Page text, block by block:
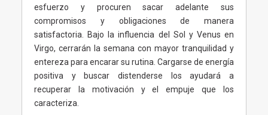
esfuerzo y procuren sacar adelante sus
compromisos y obligaciones de manera
satisfactoria. Bajo la influencia del Sol y Venus en
Virgo, cerrarán la semana con mayor tranquilidad y
entereza para encarar su rutina. Cargarse de energía
positiva y buscar distenderse los ayudará a
recuperar la motivación y el empuje que los
caracteriza.